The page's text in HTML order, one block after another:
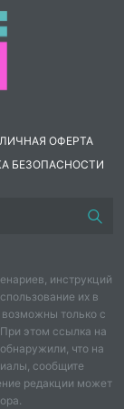
ОФЕРТА
БЕЗОПАСНОСТИ
инструкций
их в
только с
этом ссылка на
что на
сообщите
редакции может